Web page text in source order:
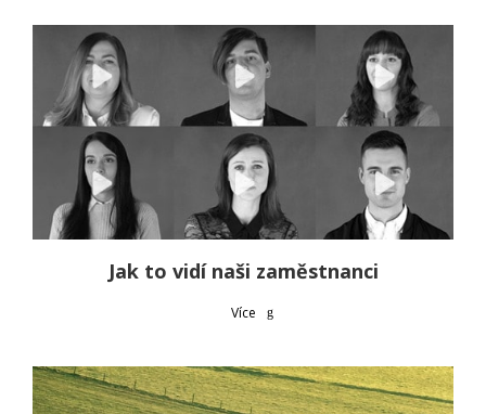
Jak to vidí naši zaměstnanci
Více